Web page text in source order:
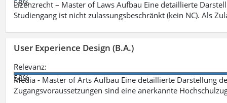
58%
Lizenzrecht – Master of Laws Aufbau Eine detaillierte
Studiengang ist nicht zulassungsbeschränkt (kein NC). Als
User Experience Design (B.A.)
Relevanz:
58%
Media - Master of Arts Aufbau Eine detaillierte Darstellung
Zugangsvoraussetzungen sind eine anerkannte